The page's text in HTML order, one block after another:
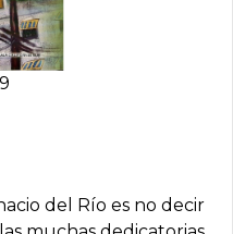
del Río es no decir